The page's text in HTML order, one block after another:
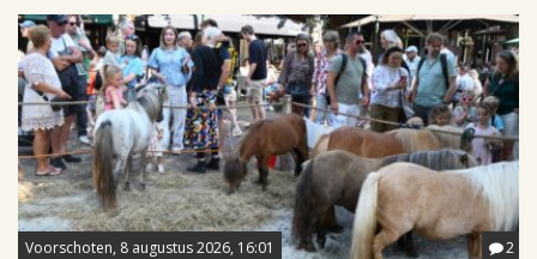
Voorschoten, 8 augustus 2026, 16:01 2